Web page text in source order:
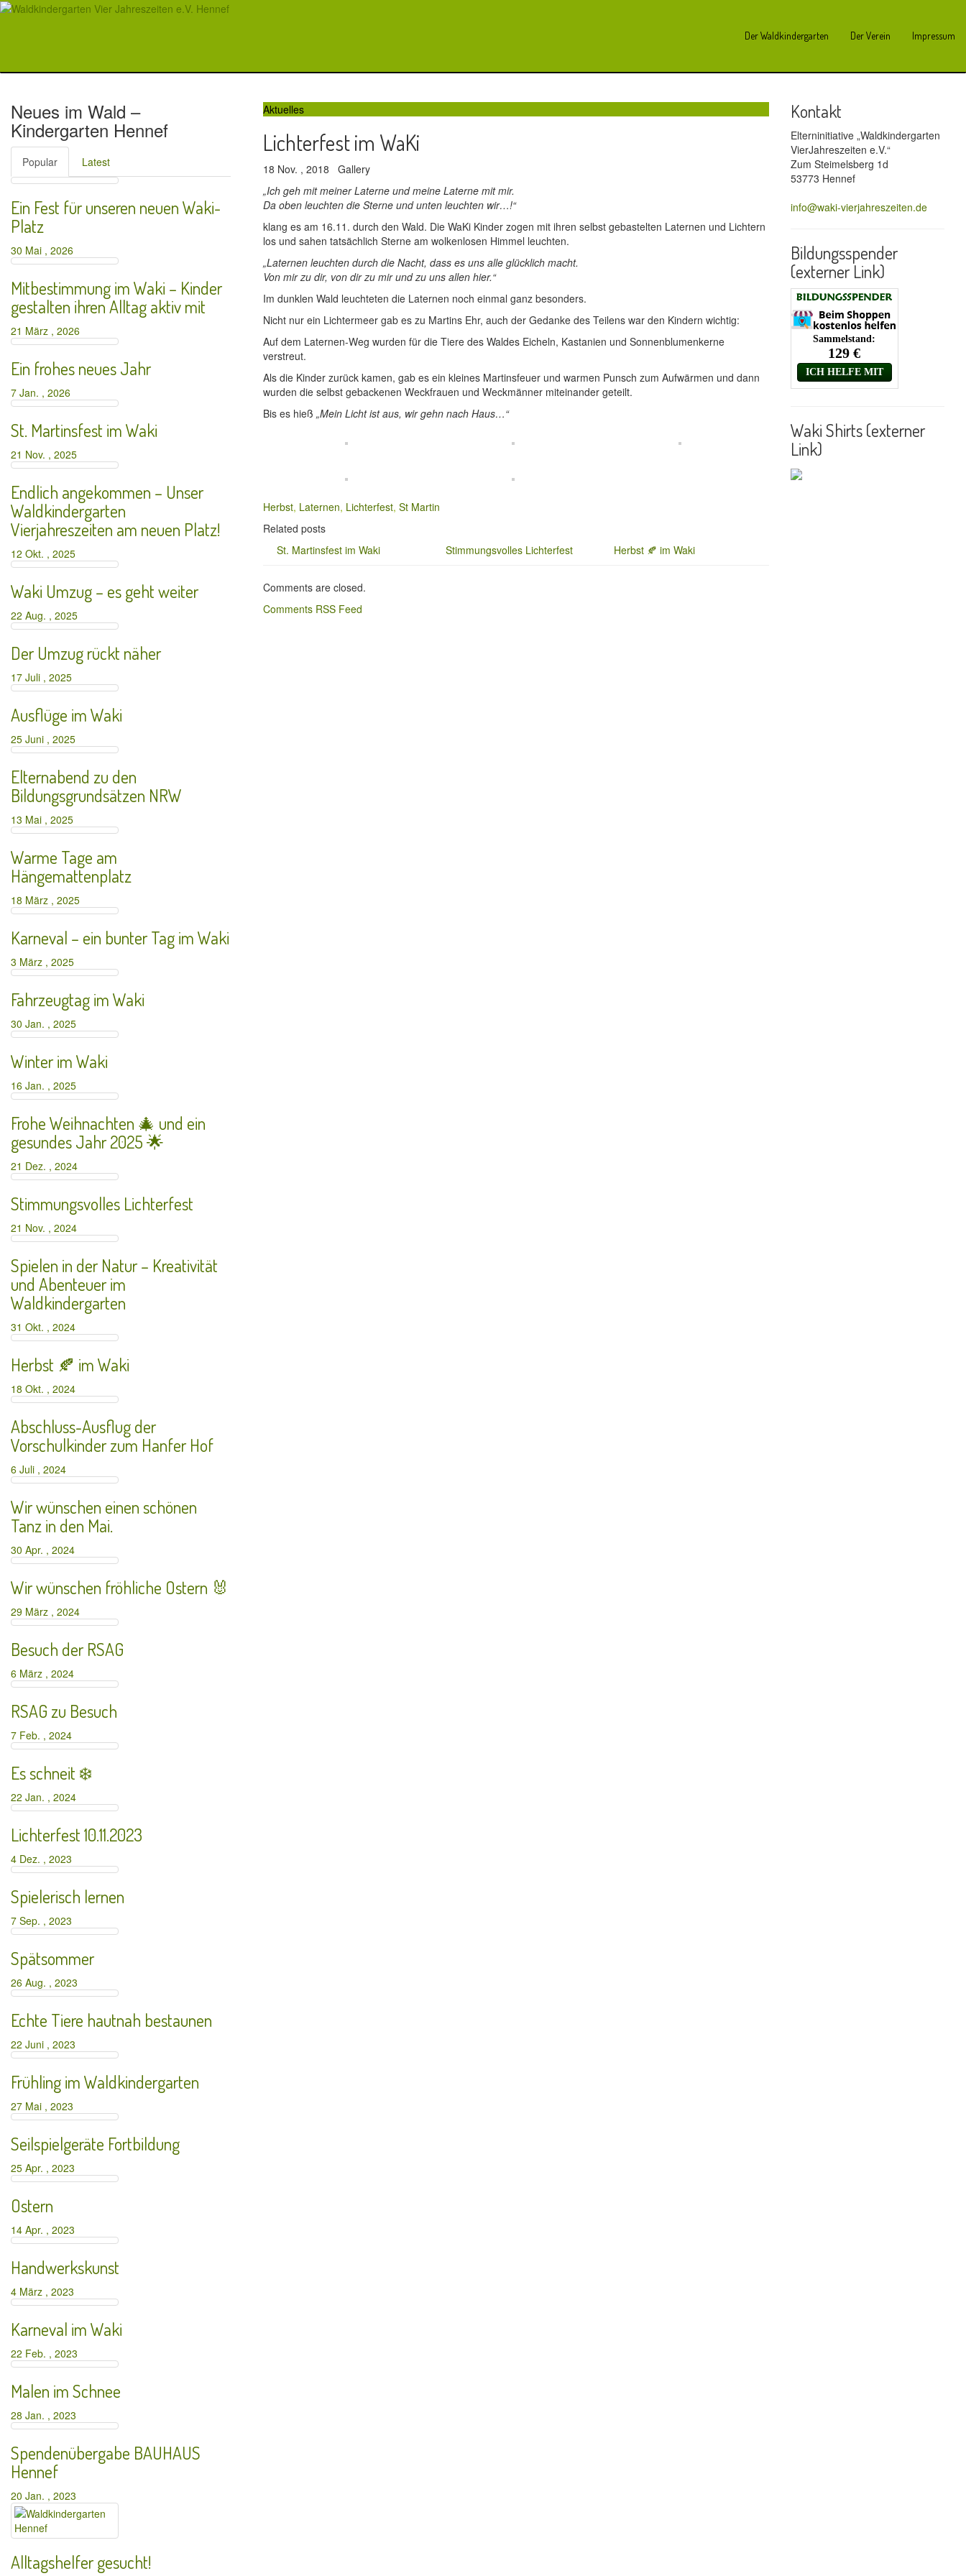
Der Waldkindergarten Der Verein Impressum
Aktuelles
Lichterfest im WaKi
18 Nov. , 2018 Gallery
„Ich geh mit meiner Laterne und meine Laterne mit mir.
Da oben leuchten die Sterne und unten leuchten wir…!“
klang es am 16.11. durch den Wald. Die WaKi Kinder zogen mit ihren selbst gebastelten Laternen und Lichtern
los und sahen tatsächlich Sterne am wolkenlosen Himmel leuchten.
„Laternen leuchten durch die Nacht, dass es uns alle glücklich macht.
Von mir zu dir, von dir zu mir und zu uns allen hier.“
Im dunklen Wald leuchteten die Laternen noch einmal ganz besonders.
Nicht nur ein Lichtermeer gab es zu Martins Ehr, auch der Gedanke des Teilens war den Kindern wichtig:
Auf dem Laternen-Weg wurden für die Tiere des Waldes Eicheln, Kastanien und Sonnenblumenkerne
verstreut.
Als die Kinder zurück kamen, gab es ein kleines Martinsfeuer und warmen Punsch zum Aufwärmen und dann
wurden die selbst gebackenen Weckfrauen und Weckmänner miteinander geteilt.
Bis es hieß „Mein Licht ist aus, wir gehn nach Haus…“
Herbst, Laternen, Lichterfest, St Martin
Related posts
St. Martinsfest im Waki
Stimmungsvolles Lichterfest Herbst 🍂 im Waki
Comments are closed.
Comments RSS Feed
Kontakt
Elterninitiative „Waldkindergarten
VierJahreszeiten e.V.“
Zum Steimelsberg 1d
53773 Hennef
info@waki-vierjahreszeiten.de
Bildungsspender
(externer Link)
Waki Shirts (externer
Link)
Neues im Wald –
Kindergarten Hennef
Popular Latest
Ein Fest für unseren neuen Waki-
Platz
30 Mai , 2026
Mitbestimmung im Waki – Kinder
gestalten ihren Alltag aktiv mit
21 März , 2026
Ein frohes neues Jahr
7 Jan. , 2026
St. Martinsfest im Waki
21 Nov. , 2025
Endlich angekommen – Unser
Waldkindergarten
Vierjahreszeiten am neuen Platz!
12 Okt. , 2025
Waki Umzug – es geht weiter
22 Aug. , 2025
Der Umzug rückt näher
17 Juli , 2025
Ausflüge im Waki
25 Juni , 2025
Elternabend zu den
Bildungsgrundsätzen NRW
13 Mai , 2025
Warme Tage am
Hängemattenplatz
18 März , 2025
Karneval – ein bunter Tag im Waki
3 März , 2025
Fahrzeugtag im Waki
30 Jan. , 2025
Winter im Waki
16 Jan. , 2025
Frohe Weihnachten 🎄 und ein
gesundes Jahr 2025 🌟
21 Dez. , 2024
Stimmungsvolles Lichterfest
21 Nov. , 2024
Spielen in der Natur – Kreativität
und Abenteuer im
Waldkindergarten
31 Okt. , 2024
Herbst 🍂 im Waki
18 Okt. , 2024
Abschluss-Ausflug der
Vorschulkinder zum Hanfer Hof
6 Juli , 2024
Wir wünschen einen schönen
Tanz in den Mai.
30 Apr. , 2024
Wir wünschen fröhliche Ostern 🐰
29 März , 2024
Besuch der RSAG
6 März , 2024
RSAG zu Besuch
7 Feb. , 2024
Es schneit ❄️
22 Jan. , 2024
Lichterfest 10.11.2023
4 Dez. , 2023
Spielerisch lernen
7 Sep. , 2023
Spätsommer
26 Aug. , 2023
Echte Tiere hautnah bestaunen
22 Juni , 2023
Frühling im Waldkindergarten
27 Mai , 2023
Seilspielgeräte Fortbildung
25 Apr. , 2023
Ostern
14 Apr. , 2023
Handwerkskunst
4 März , 2023
Karneval im Waki
22 Feb. , 2023
Malen im Schnee
28 Jan. , 2023
Spendenübergabe BAUHAUS
Hennef
20 Jan. , 2023
Alltagshelfer gesucht!